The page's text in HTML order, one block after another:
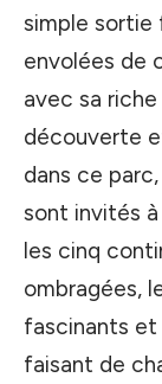
simple sortie
envolées de
avec sa
découverte
dans ce
sont invités
les cinq
ombragées,
fascinants et
faisant de